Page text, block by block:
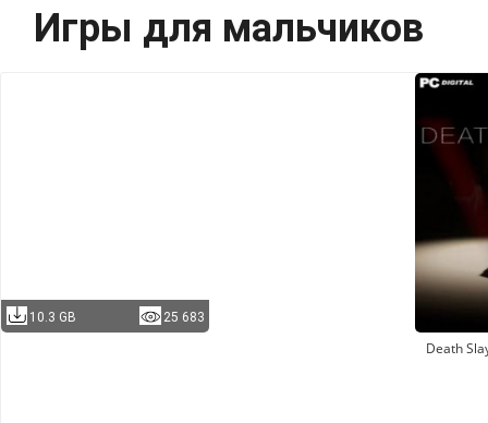
Игры для мальчиков
10.3 GB 25 683
Death